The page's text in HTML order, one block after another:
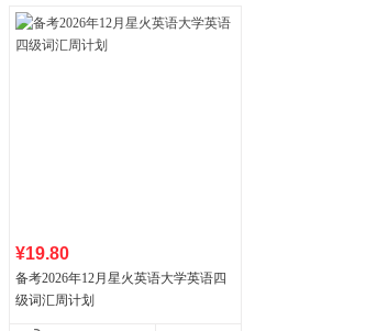
数码影音
电脑办公
¥19.80
备考2026年12月星火英语大学英语四
级词汇周计划